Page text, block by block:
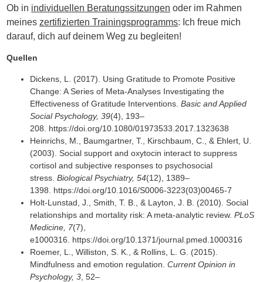
Ob in individuellen Beratungssitzungen oder im Rahmen
meines zertifizierten Trainingsprogramms: Ich freue mich
darauf, dich auf deinem Weg zu begleiten!
Quellen
Dickens, L. (2017). Using Gratitude to Promote Positive
Change: A Series of Meta-Analyses Investigating the
Effectiveness of Gratitude Interventions.Basic and Applied
Social Psychology, 39(4), 193–
208. https://doi.org/10.1080/01973533.2017.1323638
Heinrichs, M., Baumgartner, T., Kirschbaum, C., & Ehlert, U.
(2003). Social support and oxytocin interact to suppress
cortisol and subjective responses to psychosocial
stress.Biological Psychiatry, 54(12), 1389–
1398. https://doi.org/10.1016/S0006-3223(03)00465-7
Holt-Lunstad, J., Smith, T. B., & Layton, J. B. (2010). Social
relationships and mortality risk: A meta-analytic review.PLoS
Medicine, 7(7),
e1000316. https://doi.org/10.1371/journal.pmed.1000316
Roemer, L., Williston, S. K., & Rollins, L. G. (2015).
Mindfulness and emotion regulation.Current Opinion in
Psychology, 3 , 52–